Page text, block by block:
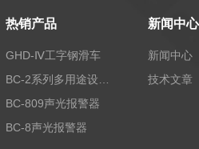
热销产品
GHD-Ⅳ工字钢滑车
BC-809声光报警器
BC-8声光报警器
新闻中心
新闻中心
技术文章